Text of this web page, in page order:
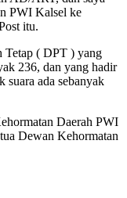
PWI Kalsel ke
itu.
Tetap ( DPT ) yang
236, dan yang hadir
ada sebanyak
Daerah PWI
Dewan Kehormatan